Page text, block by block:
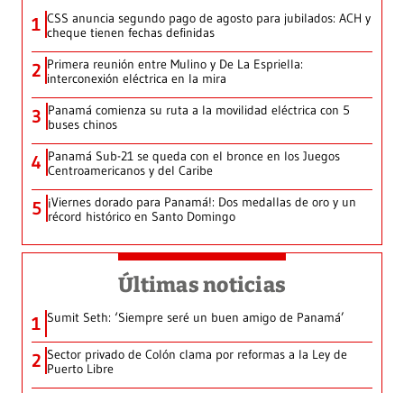
1 CSS anuncia segundo pago de agosto para jubilados: ACH y
cheque tienen fechas definidas
2 Primera reunión entre Mulino y De La Espriella:
interconexión eléctrica en la mira
3 Panamá comienza su ruta a la movilidad eléctrica con 5
buses chinos
4 Panamá Sub-21 se queda con el bronce en los Juegos
Centroamericanos y del Caribe
5 ¡Viernes dorado para Panamá!: Dos medallas de oro y un
récord histórico en Santo Domingo
Últimas noticias
1 Sumit Seth: ‘Siempre seré un buen amigo de Panamá’
2 Sector privado de Colón clama por reformas a la Ley de
Puerto Libre